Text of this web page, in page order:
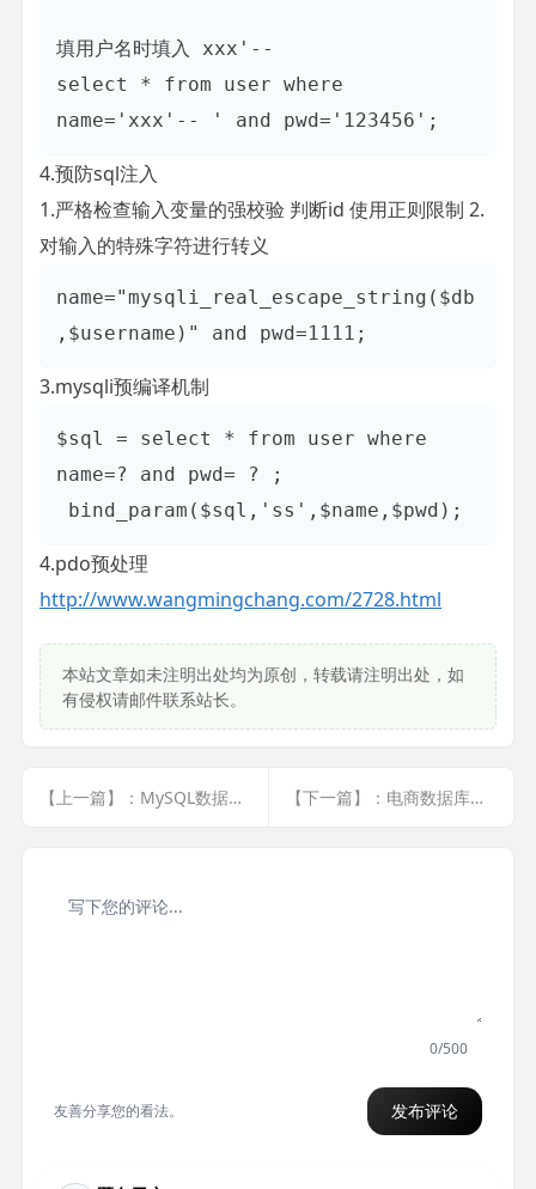
填用户名时填入 xxx'--
select * from user where
name='xxx'-- ' and pwd='123456';
4.预防sql注入
1.严格检查输入变量的强校验 判断id 使用正则限制 2.
对输入的特殊字符进行转义
name="mysqli_real_escape_string($db
,$username)" and pwd=1111;
3.mysqli预编译机制
$sql = select * from user where
name=? and pwd= ? ;
bind_param($sql,'ss',$name,$pwd);
4.pdo预处理
http://www.wangmingchang.com/2728.html
本站文章如未注明出处均为原创，转载请注明出处，如
有侵权请邮件联系站长。
【上一篇】：MySQL数据库优化（总结） 【下一篇】：电商数据库设计及架构优化1(数据库开发规范)
0/500
友善分享您的看法。 发布评论